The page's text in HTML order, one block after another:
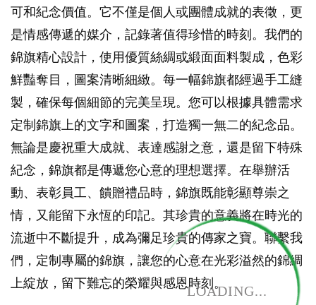
LOADING...
可和紀念價值。它不僅是個人或團體成就的表徵，更
是情感傳遞的媒介，記錄著值得珍惜的時刻。我們的
錦旗精心設計，使用優質絲綢或緞面面料製成，色彩
鮮豔奪目，圖案清晰細緻。每一幅錦旗都經過手工縫
製，確保每個細節的完美呈現。您可以根據具體需求
定制錦旗上的文字和圖案，打造獨一無二的紀念品。
無論是慶祝重大成就、表達感謝之意，還是留下特殊
紀念，錦旗都是傳遞您心意的理想選擇。在舉辦活
動、表彰員工、饋贈禮品時，錦旗既能彰顯尊崇之
情，又能留下永恆的印記。其珍貴的意義將在時光的
流逝中不斷提升，成為彌足珍貴的傳家之寶。聯繫我
們，定制專屬的錦旗，讓您的心意在光彩溢然的錦綢
上綻放，留下難忘的榮耀與感恩時刻。